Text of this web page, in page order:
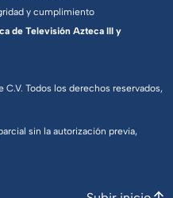
C.V. Todos los derechos reservados,
sin la autorización previa,
y cumplimiento
de Televisión Azteca III y